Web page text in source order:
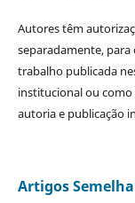
Autores têm
separadamente,
trabalho publicada
institucional ou
autoria e publicação
Artigos